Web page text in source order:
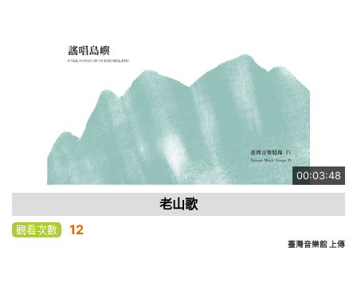
00:03:48
老山歌
觀看次數 12
臺灣音樂館 上傳